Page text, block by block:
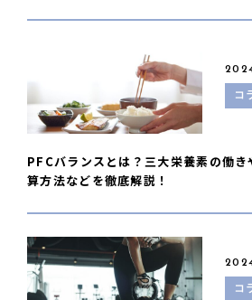
コ
PFCバランスとは？三大栄養素の働
算方法などを徹底解説！
コ